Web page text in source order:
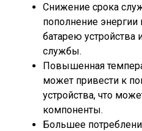
Снижение срока
пополнение
батарею устройства
службы.
Повышенная
может привести к
устройства, что
компоненты.
Большее